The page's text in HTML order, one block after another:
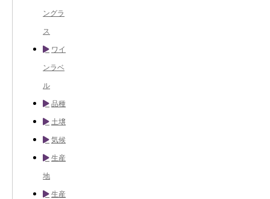
ングラ
ス
ワイ
ンラベ
ル
品種
土壌
気候
生産
地
生産